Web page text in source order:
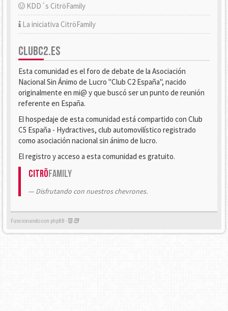
KDD´s CitröFamily
La iniciativa CitröFamily
CLUBC2.ES
Esta comunidad es el foro de debate de la Asociación
Nacional Sin Ánimo de Lucro "Club C2 España", nacido
originalmente en mi@ y que buscó ser un punto de reunión
referente en España.
El hospedaje de esta comunidad está compartido con Club
C5 España - Hydractives, club automovilístico registrado
como asociación nacional sin ánimo de lucro.
El registro y acceso a esta comunidad es gratuito.
CitröFamily
Disfrutando con nuestros chevrones.
Funcionando con phpBB -